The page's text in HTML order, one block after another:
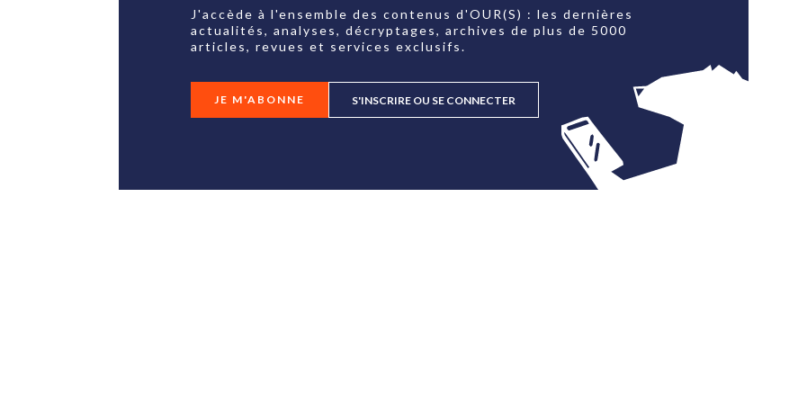
J'accède à l'ensemble des contenus d'OUR(S) : les dernières
actualités, analyses, décryptages, archives de plus de 5000
articles, revues et services exclusifs.
JE M'ABONNE S'INSCRIRE OU SE CONNECTER